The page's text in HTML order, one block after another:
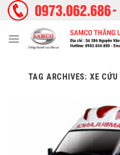
Skip
TAG ARCHIVES: XE